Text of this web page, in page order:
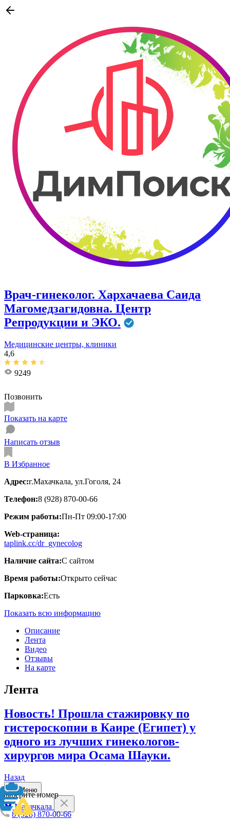
Врач-гинеколог. Хархачаева Саида
Магомедзагидовна. Центр
Репродукции и ЭКО.
Медицинские центры, клиники
4,6
9249
Позвонить
Показать на карте
Написать отзыв
В Избранное
Адрес:г.Махачкала, ул.Гоголя, 24
Телефон:8 (928) 870-00-66
Режим работы:Пн-Пт 09:00-17:00
Web-страница:
taplink.cc/dr_gynecolog
Наличие сайта:С сайтом
Время работы:Открыто сейчас
Парковка:Есть
Показать всю информацию
Описание
Лента
Видео
Отзывы
На карте
Лента
Новость! Прошла стажировку по
гистероскопии в Каире (Египет) у
одного из лучших гинекологов-
хирургов мира Осама Шауки.
Назад
Выберите номер
8 (928) 870-00-66
Меню
Махачкала